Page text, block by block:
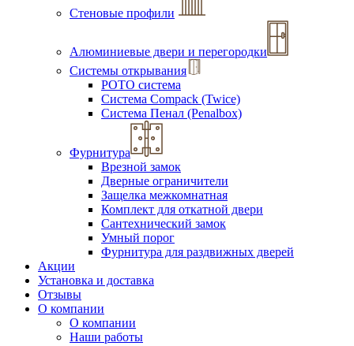
Стеновые профили
Алюминиевые двери и перегородки
Системы открывания
РОТО система
Система Compack (Twice)
Система Пенал (Penalbox)
Фурнитура
Врезной замок
Дверные ограничители
Защелка межкомнатная
Комплект для откатной двери
Сантехнический замок
Умный порог
Фурнитура для раздвижных дверей
Акции
Установка и доставка
Отзывы
О компании
О компании
Наши работы